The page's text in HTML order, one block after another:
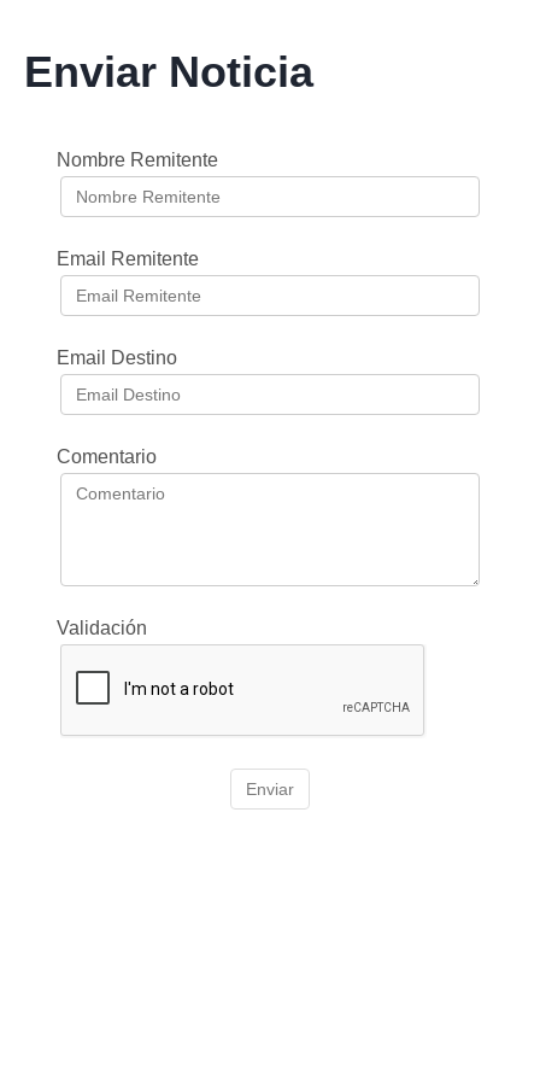
Enviar Noticia
Nombre Remitente
Email Remitente
Email Destino
Comentario
Validación